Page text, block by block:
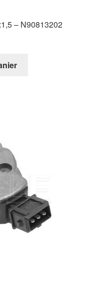
– N90813202